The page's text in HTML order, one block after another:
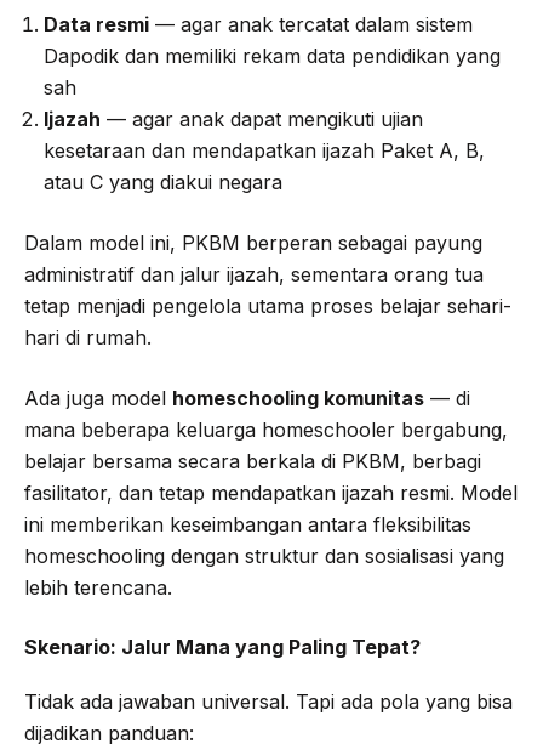
Data resmi — agar anak tercatat dalam sistem
Dapodik dan memiliki rekam data pendidikan yang
sah
Ijazah — agar anak dapat mengikuti ujian
kesetaraan dan mendapatkan ijazah Paket A, B,
atau C yang diakui negara
Dalam model ini, PKBM berperan sebagai payung
administratif dan jalur ijazah, sementara orang tua
tetap menjadi pengelola utama proses belajar sehari-
hari di rumah.
Ada juga model homeschooling komunitas — di
mana beberapa keluarga homeschooler bergabung,
belajar bersama secara berkala di PKBM, berbagi
fasilitator, dan tetap mendapatkan ijazah resmi. Model
ini memberikan keseimbangan antara fleksibilitas
homeschooling dengan struktur dan sosialisasi yang
lebih terencana.
Skenario: Jalur Mana yang Paling Tepat?
Tidak ada jawaban universal. Tapi ada pola yang bisa
dijadikan panduan: